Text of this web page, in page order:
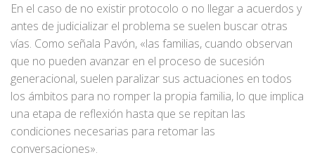
En el caso de no existir protocolo o no llegar a acuerdos y
antes de judicializar el problema se suelen buscar otras
vías. Como señala Pavón, «las familias, cuando observan
que no pueden avanzar en el proceso de sucesión
generacional, suelen paralizar sus actuaciones en todos
los ámbitos para no romper la propia familia, lo que implica
una etapa de reflexión hasta que se repitan las
condiciones necesarias para retomar las
conversaciones».